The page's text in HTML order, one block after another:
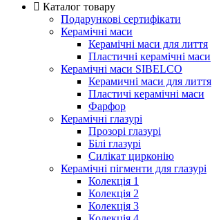
Каталог товару
Подарункові сертифікати
Керамічні маси
Керамічні маси для лиття
Пластичні керамічні маси
Керамічні маси SIBELСO
Керамичні маси для лиття
Пластичі керамічні маси
Фарфор
Керамічні глазурі
Прозорі глазурі
Білі глазурі
Силікат цирконію
Керамічні пігменти для глазурі
Колекція 1
Колекція 2
Колекція 3